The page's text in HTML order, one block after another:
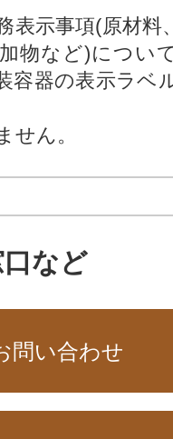
表示事項(原材料
物など)につい
容器の表示ラベ
ん。
など
問い合わせ